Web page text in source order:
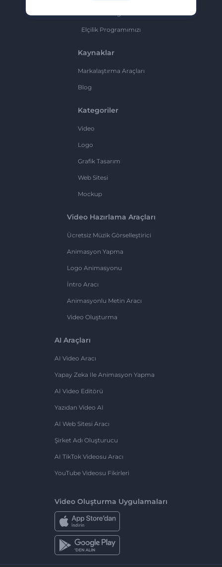
Elçilik Programımızı
Kaynaklar
Markalaştırma Araçları
Blog
Kategoriler
Video
Logo
Grafik Tasarım
Web Sitesi
Mockup
Video Hazırlama Araçları
Ücretsiz Müzik Görselleştirici
Animasyon Yapma
Logo Animasyonu
İntro Aracı
Animasyonlu Metin Aracı
Video Oluşturma
AI Araçları
AI Video Aracı
Yapay Zeka Ile Animasyon Yapma
AI Video Editörü
Yazıdan Video AI
AI Web Sitesi Aracı
Şirket Adı Oluşturucu
AI TikTok Videosu Aracı
YouTube Videosu Fikirleri
Video Oluşturma Uygulamaları